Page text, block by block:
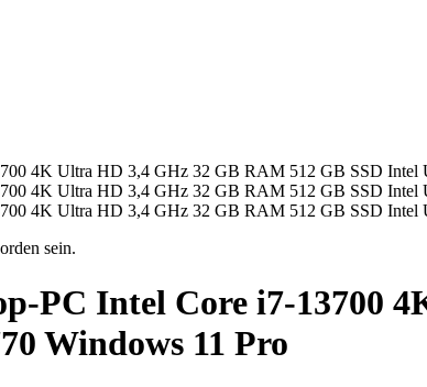
sein.
PC Intel Core i7-13700
Windows 11 Pro